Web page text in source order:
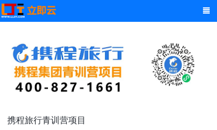
携程旅行青训营项目